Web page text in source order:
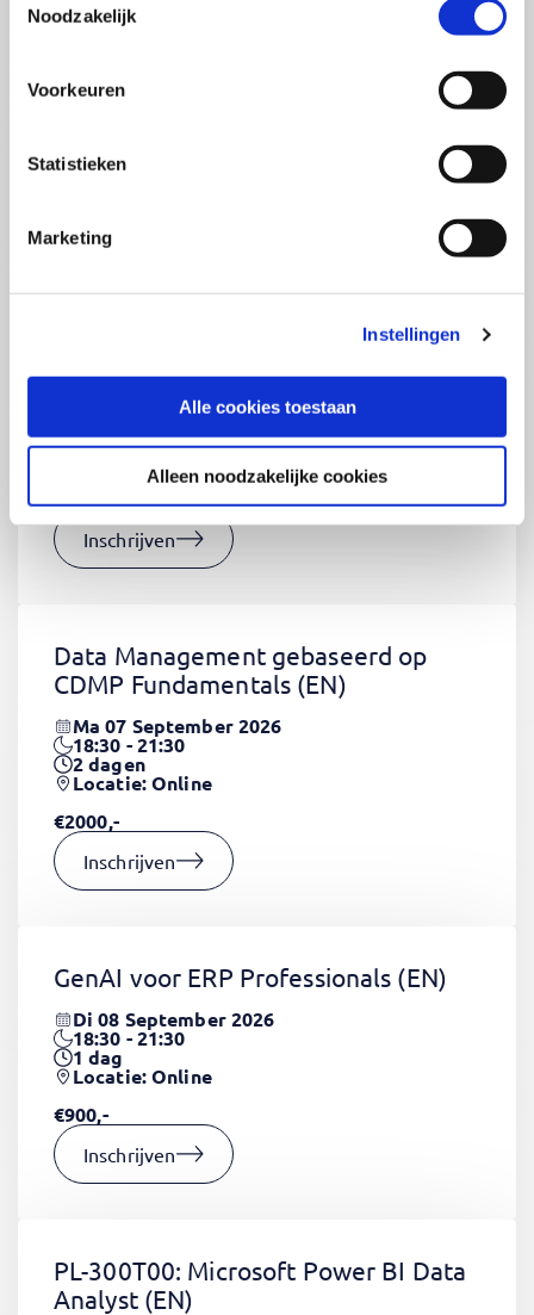
Noodzakelijk
Voorkeuren
Statistieken
Marketing
Instellingen
Alle cookies toestaan
Alleen noodzakelijke cookies
(EN)
Locatie: Online
Inschrijven
Do 03 September 2026
2dagen
€1320,-
Inschrijven
Data Management gebaseerd op
CDMP Fundamentals (EN)
Ma 07 September 2026
18:30 - 21:30
2dagen
Locatie: Online
€2000,-
Inschrijven
GenAI voor ERP Professionals (EN)
Di 08 September 2026
18:30 - 21:30
1dag
Locatie: Online
€900,-
Inschrijven
PL-300T00: Microsoft Power BI Data
Analyst (EN)